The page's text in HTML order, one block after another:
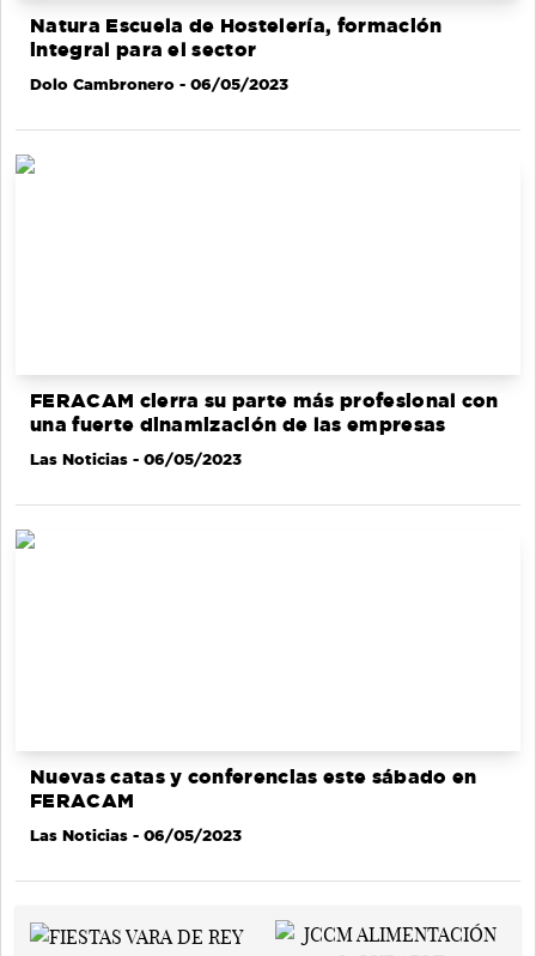
Natura Escuela de Hostelería, formación
integral para el sector
Dolo Cambronero - 06/05/2023
FERACAM cierra su parte más profesional con
una fuerte dinamización de las empresas
Las Noticias - 06/05/2023
Nuevas catas y conferencias este sábado en
FERACAM
Las Noticias - 06/05/2023